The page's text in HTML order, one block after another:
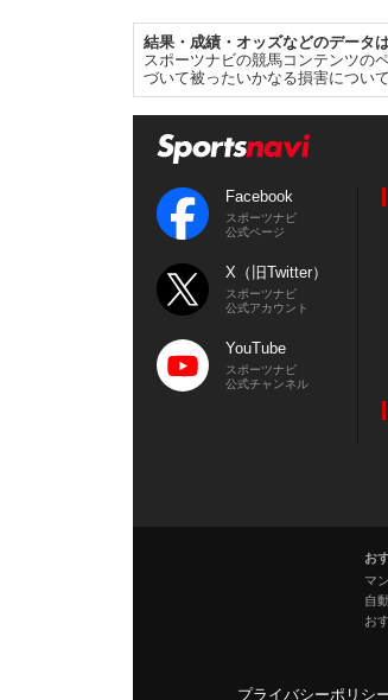
結果・成績・オッズなどのデータ
スポーツナビの競馬コンテンツの
づいて被ったいかなる損害につい
Facebook
スポーツナビ
公式ページ
X（旧Twitter）
スポーツナビ
公式アカウント
YouTube
スポーツナビ
公式チャンネル
お
マ
自
お
プライバシーポリシ